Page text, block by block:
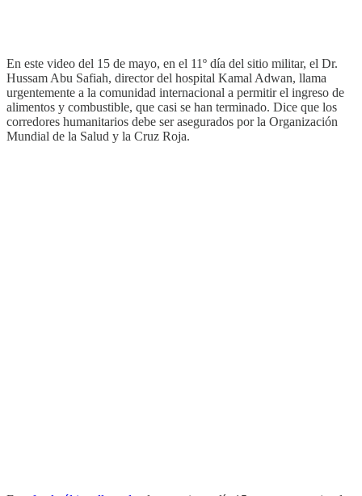
En este video del 15 de mayo, en el 11º día del sitio militar, el Dr.
Hussam Abu Safiah, director del hospital Kamal Adwan, llama
urgentemente a la comunidad internacional a permitir el ingreso de
alimentos y combustible, que casi se han terminado. Dice que los
corredores humanitarios debe ser asegurados por la Organización
Mundial de la Salud y la Cruz Roja.